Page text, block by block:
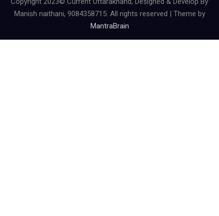
Manish naithani, 9084358715. All rights reserved | Theme by
MantraBrain